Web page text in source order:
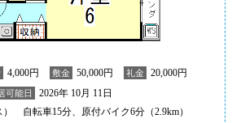
4,000円 敷金 50,000円 礼金 20,000円
可能日
2026年 10月 11日
自転車15分、原付バイク6分（2.9km）